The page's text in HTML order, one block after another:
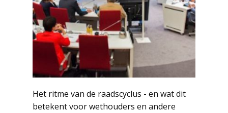
Het ritme van de raadscyclus - en wat dit
betekent voor wethouders en andere